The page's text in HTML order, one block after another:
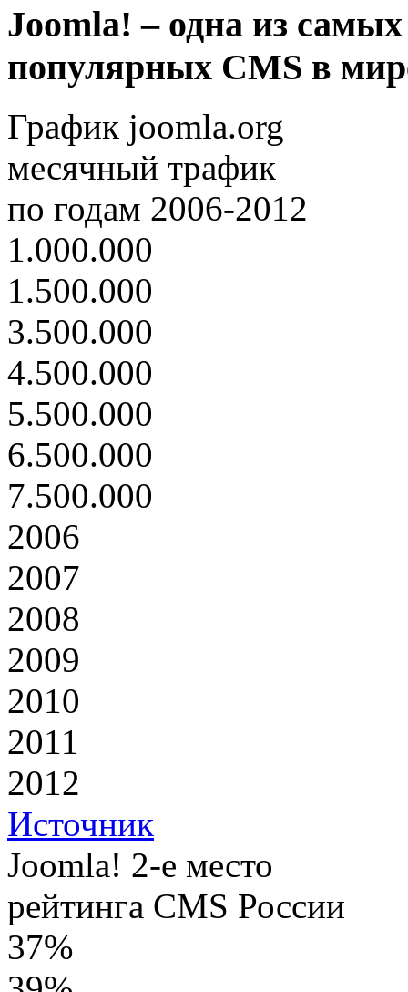
Joomla! – одна из самых
популярных CMS в
График joomla.org
месячный трафик
по годам 2006-2012
1.000.000
1.500.000
3.500.000
4.500.000
5.500.000
6.500.000
7.500.000
2006
2007
2008
2009
2010
2011
2012
Источник
Joomla! 2-е место
рейтинга CMS России
37%